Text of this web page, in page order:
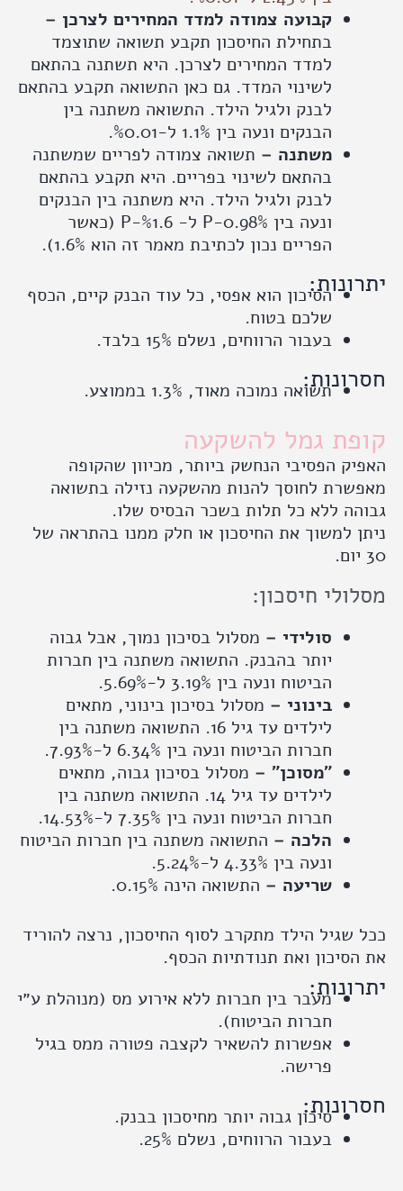
קבועה צמודה למדד המחירים לצרכן –
בתחילת החיסכון תקבע תשואה שתוצמד
למדד המחירים לצרכן. היא תשתנה בהתאם
לשינוי המדד. גם כאן התשואה תקבע בהתאם
לבנק ולגיל הילד. התשואה משתנה בין
הבנקים ונעה בין 1.1% ל-%0.01.
משתנה –תשואה צמודה לפריים שמשתנה
בהתאם לשינוי בפריים. היא תקבע בהתאם
לבנק ולגיל הילד. היא משתנה בין הבנקים
ונעה בין P-0.98% ל- P-%1.6 (כאשר
הפריים נכון לכתיבת מאמר זה הוא 1.6%).
הסיכון הוא אפסי, כל עוד הבנק קיים, הכסף
שלכם בטוח.
בעבור הרווחים, נשלם 15% בלבד.
תשואה נמוכה מאוד, 1.3% בממוצע.
גמל להשקעה
הפסיבי הנחשק ביותר, מכיוון שהקופה
לחוסך להנות מהשקעה נזילה בתשואה
ללא כל תלות בשכר הבסיס שלו.
למשוך את החיסכון או חלק ממנו בהתראה של
חיסכון:
סולידי –מסלול בסיכון נמוך, אבל גבוה
יותר בהבנק. התשואה משתנה בין חברות
הביטוח ונעה בין 3.19% ל-5.69%.
בינוני –מסלול בסיכון בינוני, מתאים
לילדים עד גיל 16. התשואה משתנה בין
חברות הביטוח ונעה בין 6.34% ל-7.93%.
״מסוכן״ –מסלול בסיכון גבוה, מתאים
לילדים עד גיל 14. התשואה משתנה בין
חברות הביטוח ונעה בין 7.35% ל-14.53%.
הלכה –התשואה משתנה בין חברות הביטוח
ונעה בין 4.33% ל-5.24%.
שריעה –התשואה הינה 0.15%.
שגיל הילד מתקרב לסוף החיסכון, נרצה להוריד
ואת תנודתיות הכסף.
מעבר בין חברות ללא אירוע מס (מנוהלת ע״י
חברות הביטוח).
אפשרות להשאיר לקצבה פטורה ממס בגיל
פרישה.
סיכון גבוה יותר מחיסכון בבנק.
בעבור הרווחים, נשלם 25%.